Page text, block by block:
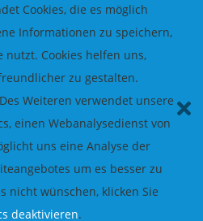
Cookies, die es möglich
Informationen zu speichern,
Cookies helfen uns,
zu gestalten.
Des Weiteren verwendet unsere
einen Webanalysedienst von
uns eine Analyse der
um es besser zu
nicht wünschen, klicken Sie
deaktivieren.